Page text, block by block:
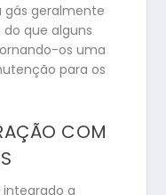
gás geralmente
que alguns
os uma
para os
COM
a